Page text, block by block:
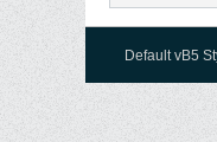
Default vB5